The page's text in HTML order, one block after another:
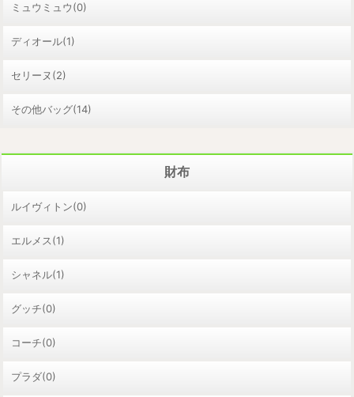
ミュウミュウ(0)
ディオール(1)
セリーヌ(2)
その他バッグ(14)
財布
ルイヴィトン(0)
エルメス(1)
シャネル(1)
グッチ(0)
コーチ(0)
プラダ(0)